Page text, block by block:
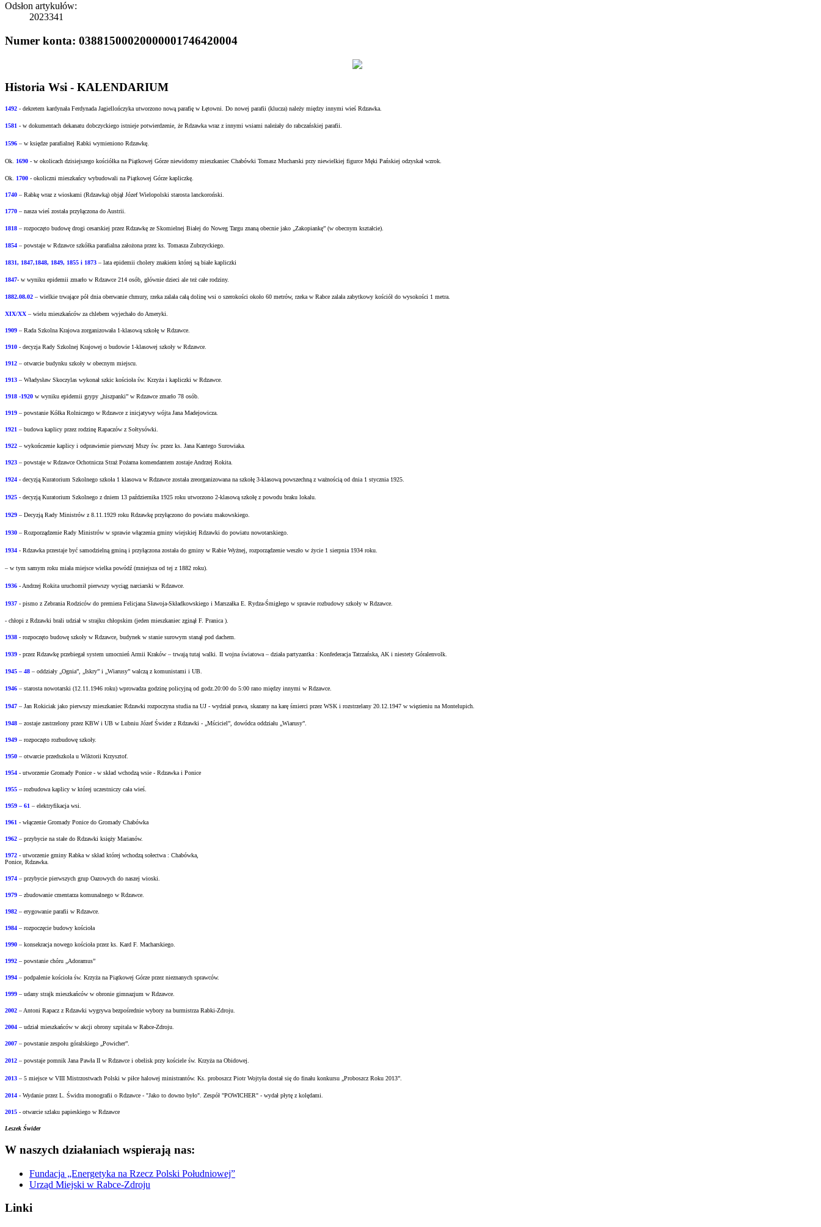
Odsłon artykułów:
2023341
Numer konta: 03881500020000001746420004
Historia Wsi - KALENDARIUM
1492 - dekretem kardynała Ferdynada Jagiellończyka utworzono nowąparafię w Łętowni. Do nowej parafii (klucza) należy między innymi wieś Rdzawka.
1581 - w dokumentach dekanatu dobczyckiego istnieje potwierdzenie, że Rdzawka wraz z innymi wsiami należały do rabczańskiej parafii.
1596 – w księdze parafialnej Rabki wymieniono Rdzawkę.
Ok. 1690 - w okolicach dzisiejszego kościółka na Piątkowej Górze niewidomy mieszkaniec Chabówki Tomasz Mucharski przy niewielkiej figurce Męki Pańskiej odzyskał wzrok.
Ok. 1700 - okoliczni mieszkańcy wybudowali na Piątkowej Górze kapliczkę.
1740 – Rabkę wraz z wioskami (Rdzawką) objął Józef Wielopolski starosta lanckoroński.
1770 – nasza wieś została przyłączona do Austrii.
1818 – rozpoczęto budowę drogi cesarskiej przez Rdzawkę ze Skomielnej Białej do Noweg Targu znaną obecnie jako „Zakopiankę” (w obecnym kształcie).
1854 – powstaje w Rdzawce szkółka parafialna założona przez ks. Tomasza Zubrzyckiego.
1831, 1847,1848, 1849, 1855 i 1873 – lata epidemii cholery znakiem której są białe kapliczki
1847- w wyniku epidemii zmarło w Rdzawce 214 osób, głównie dzieci ale też całe rodziny.
1882.08.02 – wielkie trwające pół dnia oberwanie chmury, rzeka zalała całą dolinę wsi o szerokości około 60 metrów, rzeka w Rabce zalała zabytkowy kościół do wysokości 1 metra.
XIX/XX – wielu mieszkańców za chlebem wyjechało do Ameryki.
1909 – Rada Szkolna Krajowa zorganizowała 1-klasową szkołę w Rdzawce.
1910 - decyzja Rady Szkolnej Krajowej o budowie 1-klasowej szkoły w Rdzawce.
1912 – otwarcie budynku szkoły w obecnym miejscu.
1913 – Władysław Skoczylas wykonał szkic kościoła św. Krzyża i kapliczki w Rdzawce.
1918 -1920 w wyniku epidemii grypy „hiszpanki” w Rdzawce zmarło 78 osób.
1919 – powstanie Kółka Rolniczego w Rdzawce z inicjatywy wójta Jana Madejowicza.
1921 – budowa kaplicy przez rodzinę Rapaczów z Sołtysówki.
1922 – wykończenie kaplicy i odprawienie pierwszej Mszy św. przez ks. Jana Kantego Surowiaka.
1923 – powstaje w Rdzawce Ochotnicza Straż Pożarna komendantem zostaje Andrzej Rokita.
1924 - decyzją Kuratorium Szkolnego szkoła 1 klasowa w Rdzawce została zreorganizowana naszkołę 3-klasową powszechną z ważnością od dnia 1 stycznia 1925.
1925 - decyzją Kuratorium Szkolnego z dniem 13 października 1925 roku utworzono 2-klasowąszkołę z powodu braku lokalu.
1929 – Decyzją Rady Ministrów z 8.11.1929 roku Rdzawkę przyłączono do powiatu makowskiego.
1930 – Rozporządzenie Rady Ministrów w sprawie włączenia gminy wiejskiej Rdzawki do powiatu nowotarskiego.
1934 - Rdzawka przestaje być samodzielną gminą i przyłączona została do gminy w Rabie Wyżnej, rozporządzenie weszło w życie 1 sierpnia 1934 roku.
– w tym samym roku miała miejsce wielka powódź (mniejsza od tej z 1882 roku).
1936 - Andrzej Rokita uruchomił pierwszy wyciąg narciarski w Rdzawce.
1937 - pismo z Zebrania Rodziców do premiera Felicjana Sławoja-Składkowskiego i MarszałkaE. Rydza-Śmigłego w sprawie rozbudowy szkoły w Rdzawce.
- chłopi z Rdzawki brali udział w strajku chłopskim (jeden mieszkaniec zginął F. Pranica ).
1938 - rozpoczęto budowę szkoły w Rdzawce, budynek w stanie surowym stanął pod dachem.
1939 - przez Rdzawkę przebiegał system umocnień Armii Kraków – trwają tutaj walki. II wojna światowa – działa partyzantka : Konfederacja Tatrzańska, AK i niestety Góralenvolk.
1945 – 48 – oddziały „Ognia”, „Iskry” i „Wiarusy” walczą z komunistami i UB.
1946 – starosta nowotarski (12.11.1946 roku) wprowadza godzinę policyjną od godz.20:00 do 5:00 rano między innymi w Rdzawce.
1947 – Jan Rokiciak jako pierwszy mieszkaniec Rdzawki rozpoczyna studia na UJ - wydział prawa, skazany na karę śmierci przez WSK i rozstrzelany 20.12.1947 w więzieniu naMontelupich.
1948 – zostaje zastrzelony przez KBW i UB w Lubniu Józef Świder z Rdzawki - „Mściciel”, dowódca oddziału „Wiarusy”.
1949 – rozpoczęto rozbudowę szkoły.
1950 – otwarcie przedszkola u Wiktorii Krzysztof.
1954 - utworzenie Gromady Ponice - w skład wchodzą wsie - Rdzawka i Ponice
1955 – rozbudowa kaplicy w której uczestniczy cała wieś.
1959 – 61 – elektryfikacja wsi.
1961 - włączenie Gromady Ponice do Gromady Chabówka
1962 – przybycie na stałe do Rdzawki księży Marianów.
1972 - utworzenie gminy Rabka w skład której wchodzą sołectwa : Chabówka,
Ponice, Rdzawka.
1974 – przybycie pierwszych grup Oazowych do naszej wioski.
1979 – zbudowanie cmentarza komunalnego w Rdzawce.
1982 – erygowanie parafii w Rdzawce.
1984 – rozpoczęcie budowy kościoła
1990 – konsekracja nowego kościoła przez ks. Kard F. Macharskiego.
1992 – powstanie chóru „Adoramus”
1994 – podpalenie kościoła św. Krzyża na Piątkowej Górze przez nieznanych sprawców.
1999 – udany strajk mieszkańców w obronie gimnazjum w Rdzawce.
2002 – Antoni Rapacz z Rdzawki wygrywa bezpośrednie wybory na burmistrza Rabki-Zdroju.
2004 – udział mieszkańców w akcji obrony szpitala w Rabce-Zdroju.
2007 – powstanie zespołu góralskiego „Powicher”.
2012 – powstaje pomnik Jana Pawła II w Rdzawce i obelisk przy kościele św. Krzyża naObidowej.
2013 – 5 miejsce w VIII Mistrzostwach Polski w piłce halowej ministrantów. Ks. proboszcz Piotr Wojtyła dostał się do finału konkursu „Proboszcz Roku 2013”.
2014 - Wydanie przez L. Świdra monografii o Rdzawce - "Jako to downo było". Zespół "POWICHER" - wydał płytę z kolędami.
2015 - otwarcie szlaku papieskiego w Rdzawce
Leszek Świder
W naszych działaniach wspierają nas:
Fundacja „Energetyka na Rzecz Polski Południowej”
Urząd Miejski w Rabce-Zdroju
Linki